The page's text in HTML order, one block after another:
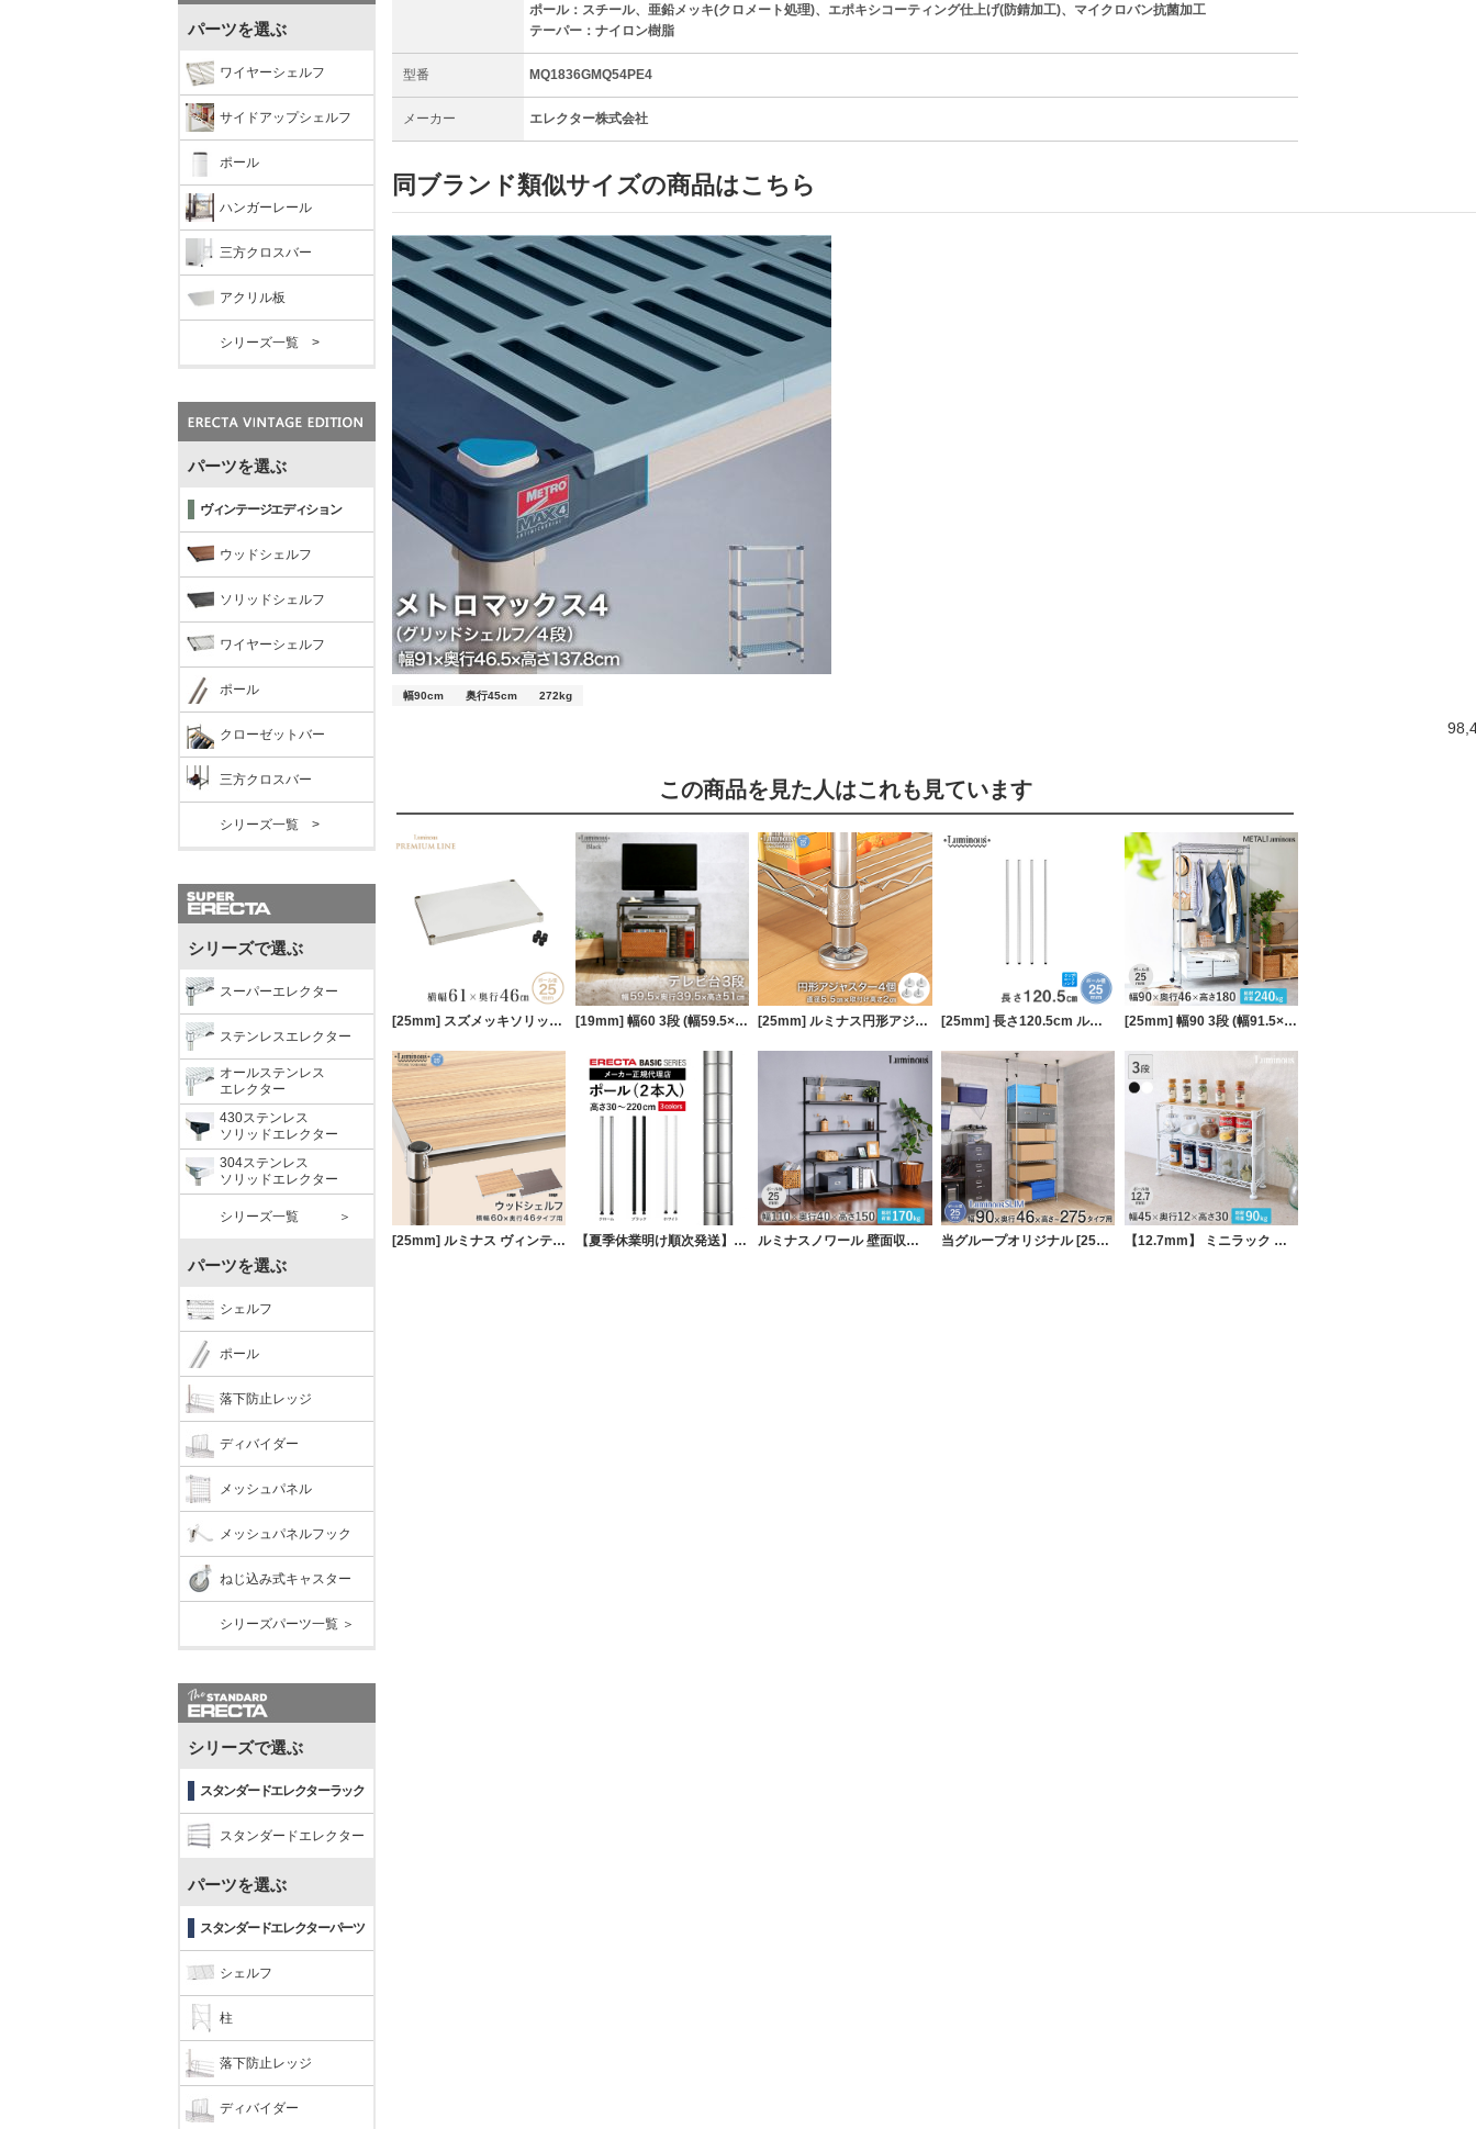
パーツを選ぶ
ワイヤーシェルフ
サイドアップシェルフ
ポール
ハンガーレール
三方クロスバー
アクリル板
シリーズ一覧 >
パーツを選ぶ
ヴィンテージエディション
ウッドシェルフ
ソリッドシェルフ
ワイヤーシェルフ
ポール
クローゼットバー
三方クロスバー
シリーズ一覧 >
シリーズで選ぶ
スーパーエレクター
ステンレスエレクター
オールステンレス
エレクター
430ステンレス
ソリッドエレクター
304ステンレス
ソリッドエレクター
シリーズ一覧 ＞
パーツを選ぶ
シェルフ
ポール
落下防止レッジ
ディバイダー
メッシュパネル
メッシュパネルフック
ねじ込み式キャスター
シリーズパーツ一覧 ＞
シリーズで選ぶ
スタンダードエレクターラック
スタンダードエレクター
パーツを選ぶ
スタンダードエレクターパーツ
シェルフ
柱
落下防止レッジ
ディバイダー
ポール：スチール、亜鉛メッキ(クロメート処理)、エポキシコーティング仕上げ(防錆加工)、マイクロバン抗菌加工
テーパー：ナイロン樹脂
型番 MQ1836GMQ54PE4
メーカー エレクター株式会社
同ブランド類似サイズの商品はこちら
幅90cm 奥行45cm 272kg
この商品を見た人はこれも見ています
[25mm] スズメッキソリッド棚 幅60 幅61×奥行46cm スリーブ付き ルミナス プレミアムライン ソリッドシェルフ スチールシェルフ [19mm] 幅60 3段 (幅59.5×奥行39.5×高さ51cm) ルミナスブラック テレビ台 [25mm] ルミナス円形アジャスター4個セット (ラック1台分) [25mm] 長さ120.5cm ルミナスポール4本組 [25mm] 幅90 3段 (幅91.5×奥行46×高さ178.5cm) メタルルミナスラック ハンガーラック ワードローブ
[25mm] ルミナス ヴィンテージウッドシェルフ 幅60 奥行46 【夏季休業明け順次発送】 エレクターベーシック ポール ルミナスノワール 壁面収納ラック 幅110 奥行40 高さ150 当グループオリジナル [25mm] 幅90 6段 ルミナススリム 突っ張りラック 【12.7mm】 ミニラック 幅45.5 cm×奥行12.5cm×高さ31cm 3段